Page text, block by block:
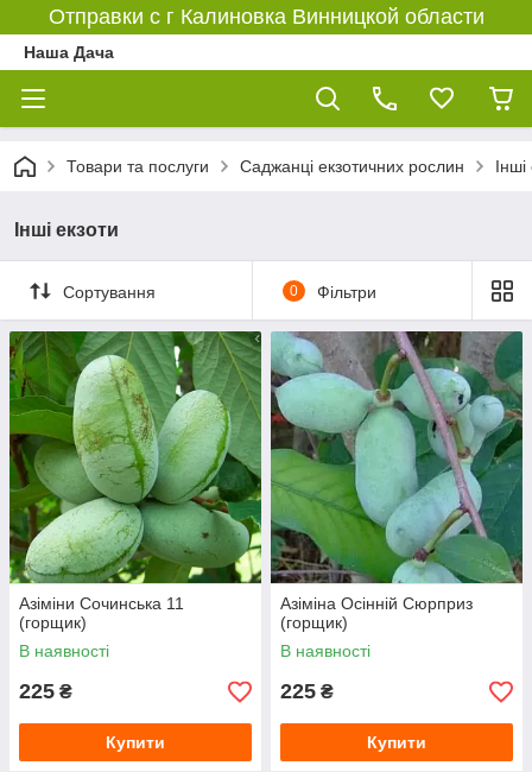
Отправки с г Калиновка Винницкой области
Наша Дача
Товари та послуги Саджанці екзотичних рослин Інші
Інші екзоти
Сортування 0 Фільтри
Азіміни Сочинська 11
(горщик)
В наявності
225 ₴
Купити
Азіміна Осінній Сюрприз
(горщик)
В наявності
225 ₴
Купити